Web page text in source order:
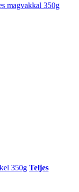
magvakkal 350g
350g Teljes